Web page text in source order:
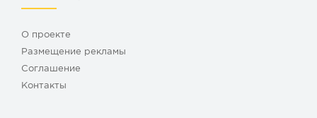
О проекте
Размещение рекламы
Cоглашение
Контакты